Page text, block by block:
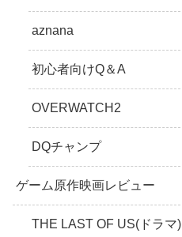
aznana
初心者向けQ＆A
OVERWATCH2
DQチャンプ
ゲーム原作映画レビュー
THE LAST OF US(ドラマ)